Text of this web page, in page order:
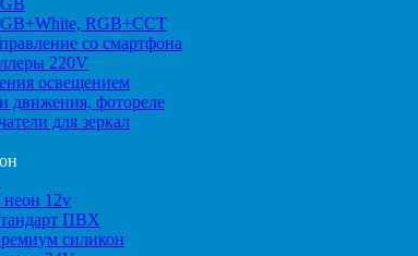
RGB+CCT
со смартфона
220V
освещением
движения, фотореле
для зеркал
12v
ПВХ
силикон